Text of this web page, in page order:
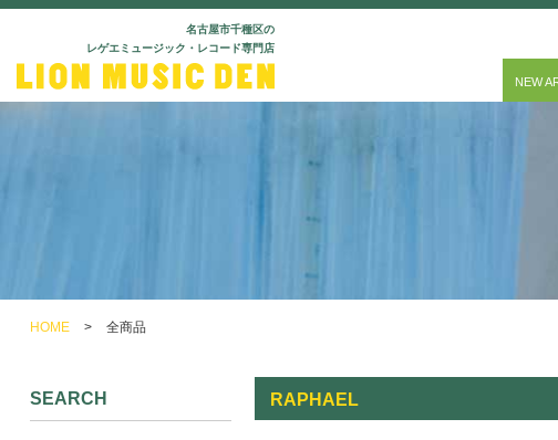
名古屋市千種区の
レゲエミュージック・レコード専門店
NEW
HOME > 全商品
RAPHAEL
SEARCH